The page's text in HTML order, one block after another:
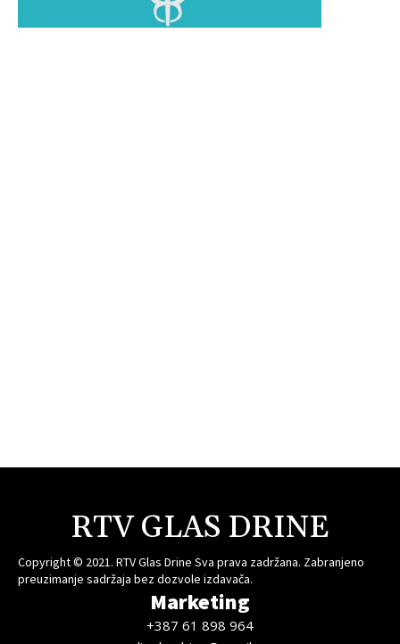
RTV GLAS DRINE
Copyright © 2021. RTV Glas Drine Sva prava zadržana. Zabranjeno
preuzimanje sadržaja bez dozvole izdavača.
Marketing
+387 61 898 964